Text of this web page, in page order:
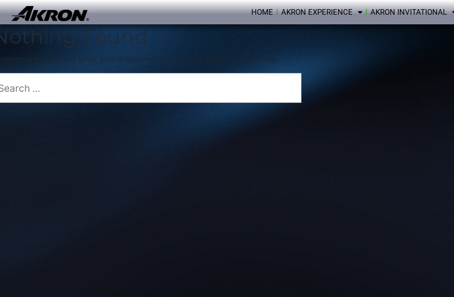
HOME AKRON EXPERIENCE AKRON INVITATIONAL
Found
we can’t find what you’re looking for. Perhaps searching can help.